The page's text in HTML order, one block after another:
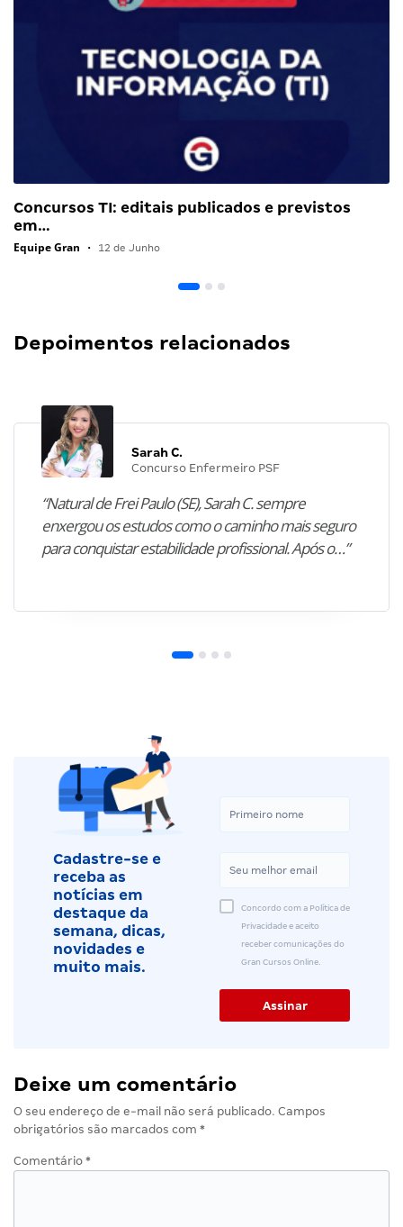
Concursos TI: editais publicados e previstos
em…
Equipe Gran • 12 de Junho
Depoimentos relacionados
Sarah C.
Concurso Enfermeiro PSF
“Natural de Frei Paulo (SE), Sarah C. sempre
enxergou os estudos como o caminho mais seguro
para conquistar estabilidade profissional. Após o…”
Cadastre-se e
receba as
notícias em
destaque da
semana, dicas,
novidades e
muito mais.
Concordo com a Política de
Privacidade e aceito
receber comunicações do
Gran Cursos Online.
Deixe um comentário
O seu endereço de e-mail não será publicado. Campos
obrigatórios são marcados com *
Comentário *